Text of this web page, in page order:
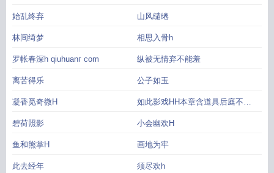
始乱终弃 山风缱绻
林间绮梦 相思入骨h
罗帐春深h qiuhuanг com 纵被无情弃不能羞
离苦得乐 公子如玉
凝香觅奇微H 如此影戏HH本章含道具后庭不喜
的宝子
碧荷照影 小会幽欢H
鱼和熊掌H 画地为牢
此去经年 须尽欢h